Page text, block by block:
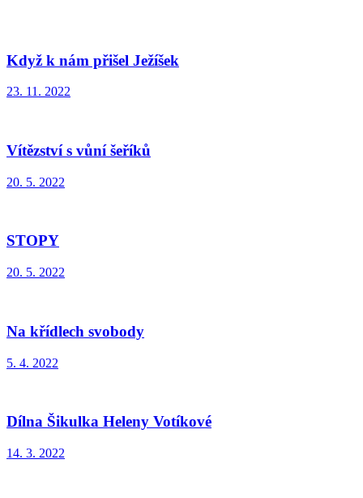
Když k nám přišel Ježíšek
23. 11. 2022
Vítězství s vůní šeříků
20. 5. 2022
STOPY
20. 5. 2022
Na křídlech svobody
5. 4. 2022
Dílna Šikulka Heleny Votíkové
14. 3. 2022